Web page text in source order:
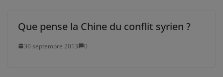
Que pense la Chine du conflit syrien ?
30 septembre 2013 0